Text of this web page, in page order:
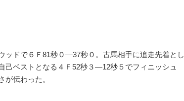
ドで６Ｆ81秒０―37秒０。古馬相手に追走先着とし
己ベストとなる４Ｆ52秒３―12秒５でフィニッシュ
が伝わった。